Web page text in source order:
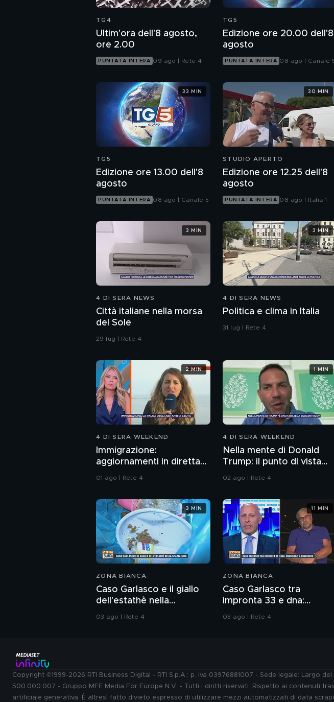
TG4
Ultim'ora dell'8 agosto,
ore 2.00
PUNTATA INTERA 09 ago | Rete 4
TG5
Edizione ore 20.00 dell'8
agosto
PUNTATA INTERA 08 ago | Canale
TG5
Edizione ore 13.00 dell'8
agosto
PUNTATA INTERA 08 ago | Canale 5
33 MIN
STUDIO APERTO
Edizione ore 12.25 dell'8
agosto
PUNTATA INTERA 08 ago | Italia 1
30 MIN
4 DI SERA NEWS
Città italiane nella morsa
del Sole
29 lug | Rete 4
3 MIN
4 DI SERA NEWS
Politica e clima in Italia
31 lug | Rete 4
3 MIN
4 DI SERA WEEKEND
Immigrazione:
aggiornamenti in diretta
da Ceuta
01 ago | Rete 4
2 MIN
4 DI SERA WEEKEND
Nella mente di Donald
Trump: il punto di vista
dello psichiatra Leonardo
02 ago | Rete 4
1 MIN
ZONA BIANCA
Caso Garlasco e il giallo
dell'estathè nella
spazzatura
03 ago | Rete 4
3 MIN
ZONA BIANCA
Caso Garlasco tra
impronta 33 e dna:
consulenze a confronto
03 ago | Rete 4
11 MIN
Copyright ©1999-2026 RTI Business Digital - RTI S.p.A.: p. iva 03976881007 - Sede legale: Largo
500.000.007 - Gruppo MFE Media For Europe N.V. - Tutti i diritti riservati. Rispetto ai contenuti
artificiale generativa. È altresì fatto divieto espresso di utilizzare mezzi automatizzati di data